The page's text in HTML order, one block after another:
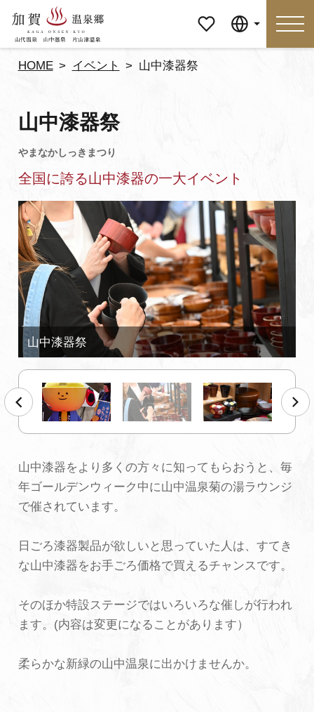
ージ
特集
見どころ 食べる
おみやげ イベント
泊まる アクセス
マイページ
初めての加賀温泉郷
加賀に泊まって！北陸巡り♪
ご当地グルメ
加賀 旅先納税
お知らせ
動画を見る
パンフレットダウンロード
写真ダウンロード
HOME イベント 山中漆器祭
山中漆器祭
全国に誇る山中漆器の一大イベント
山中漆器をより多くの方々に知ってもらおうと、毎
年ゴールデンウィーク中に山中温泉菊の湯ラウンジ
で催されています。
日ごろ漆器製品が欲しいと思っていた人は、すてき
な山中漆器をお手ごろ価格で買えるチャンスです。
そのほか特設ステージではいろいろな催しが行われ
ます。(内容は変更になることがあります）
柔らかな新緑の山中温泉に出かけませんか。